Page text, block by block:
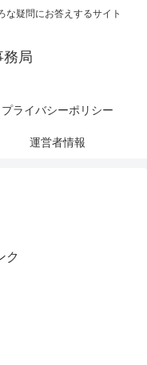
な疑問にお答えするサイト
務局
プライバシーポリシー
運営者情報
ク